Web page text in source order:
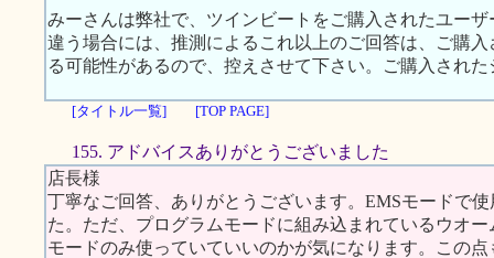
みーさんは弊社で、ツインビートをご購入されたユー
違う場合には、推測によるこれ以上のご回答は、ご購
る可能性があるので、控えさせて下さい。ご購入され
[タイトル一覧] [TOP PAGE]
155. アドバイスありがとうございました
店長様
丁寧なご回答、ありがとうございます。EMSモードで
た。ただ、プログラムモードに組み込まれているウオ
モードのみ使っていていいのかが気になります。この